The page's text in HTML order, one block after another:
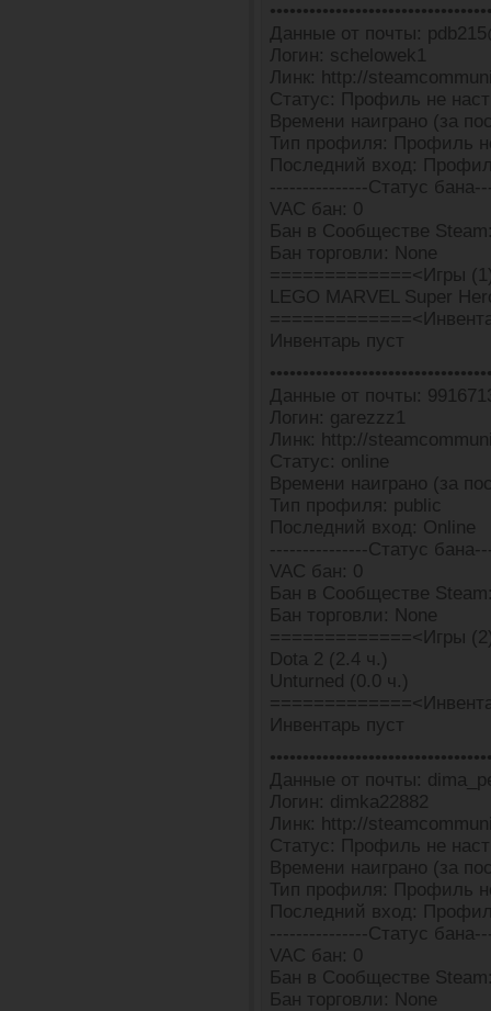
Данные от почты:
Логин: schelowek1
Линк: http://
Статус: Профиль не
Времени наиграно (за
Тип профиля: Профиль
Последний вход:
---------------Статус
VAC бан: 0
Бан в Сообществе
Бан торговли: None
=============<Игры
LEGO MARVEL Super
Инвентарь пуст
Данные от почты:
Логин: garezzz1
Линк: http://
Статус: online
Времени наиграно (за
Тип профиля: public
Последний вход: Online
---------------Статус
VAC бан: 0
Бан в Сообществе
Бан торговли: None
=============<Игры
Dota 2 (2.4 ч.)
Unturned (0.0 ч.)
Инвентарь пуст
Данные от почты:
Логин: dimka22882
Линк: http://
Статус: Профиль не
Времени наиграно (за
Тип профиля: Профиль
Последний вход:
---------------Статус
VAC бан: 0
Бан в Сообществе
Бан торговли: None